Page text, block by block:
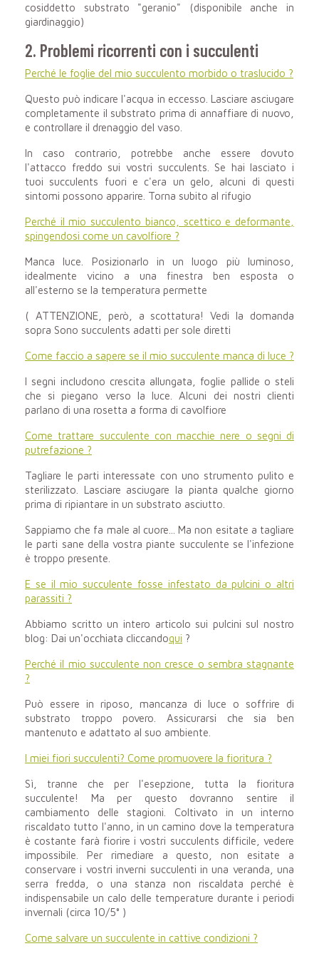
cosiddetto substrato "geranio" (disponibile anche in
giardinaggio)
2. Problemi ricorrenti con i succulenti
Perché le foglie del mio succulento morbido o traslucido ?
Questo può indicare l'acqua in eccesso. Lasciare asciugare
completamente il substrato prima di annaffiare di nuovo,
e controllare il drenaggio del vaso.
In caso contrario, potrebbe anche essere dovuto
l'attacco freddo sui vostri succulents. Se hai lasciato i
tuoi succulents fuori e c'era un gelo, alcuni di questi
sintomi possono apparire. Torna subito al rifugio
Perché il mio succulento bianco, scettico e deformante,
spingendosi come un cavolfiore ?
Manca luce. Posizionarlo in un luogo più luminoso,
idealmente vicino a una finestra ben esposta o
all'esterno se la temperatura permette
( ATTENZIONE, però, a scottatura! Vedi la domanda
sopra Sono succulents adatti per sole diretti
Come faccio a sapere se il mio succulente manca di luce ?
I segni includono crescita allungata, foglie pallide o steli
che si piegano verso la luce. Alcuni dei nostri clienti
parlano di una rosetta a forma di cavolfiore
Come trattare succulente con macchie nere o segni di
putrefazione ?
Tagliare le parti interessate con uno strumento pulito e
sterilizzato. Lasciare asciugare la pianta qualche giorno
prima di ripiantare in un substrato asciutto.
Sappiamo che fa male al cuore... Ma non esitate a tagliare
le parti sane della vostra piante succulente se l'infezione
è troppo presente.
E se il mio succulente fosse infestato da pulcini o altri
parassiti ?
Abbiamo scritto un intero articolo sui pulcini sul nostro
blog: Dai un'occhiata cliccandoqui ?
Perché il mio succulente non cresce o sembra stagnante
?
Può essere in riposo, mancanza di luce o soffrire di
substrato troppo povero. Assicurarsi che sia ben
mantenuto e adattato al suo ambiente.
I miei fiori succulenti? Come promuovere la fioritura ?
Sì, tranne che per l'esepzione, tutta la fioritura
succulente! Ma per questo dovranno sentire il
cambiamento delle stagioni. Coltivato in un interno
riscaldato tutto l'anno, in un camino dove la temperatura
è costante farà fiorire i vostri succulents difficile, vedere
impossibile. Per rimediare a questo, non esitate a
conservare i vostri inverni succulenti in una veranda, una
serra fredda, o una stanza non riscaldata perché è
indispensabile un calo delle temperature durante i periodi
invernali (circa 10/5° )
Come salvare un succulente in cattive condizioni ?